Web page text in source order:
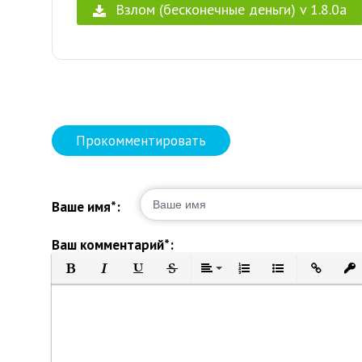
Взлом (бесконечные деньги) v 1.8.0a
Прокомментировать
Ваше имя*:
Ваш комментарий*:
Полужирный
КурсивПодчеркнутый
ЗачеркнутыйВыравнивание
Нумерованный список
Маркированный
Вставить